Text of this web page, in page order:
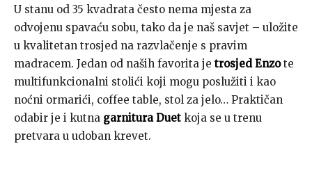
U stanu od 35 kvadrata često nema mjesta za
odvojenu spavaću sobu, tako da je naš savjet – uložite
u kvalitetan trosjed na razvlačenje s pravim
madracem. Jedan od naših favorita je trosjed Enzo te
multifunkcionalni stolići koji mogu poslužiti i kao
noćni ormarići, coffee table, stol za jelo… Praktičan
odabir je i kutna garnitura Duet koja se u trenu
pretvara u udoban krevet.